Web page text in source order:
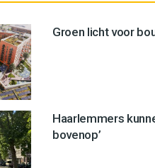
Groen licht voor
Haarlemmers
bovenop’